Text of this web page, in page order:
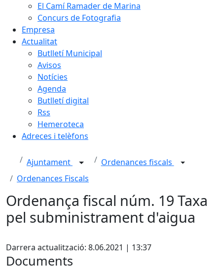
El Camí Ramader de Marina
Concurs de Fotografia
Empresa
Actualitat
Butlletí Municipal
Avisos
Notícies
Agenda
Butlletí digital
Rss
Hemeroteca
Adreces i telèfons
Ajuntament
Ordenances fiscals
Ordenances Fiscals
Ordenança fiscal núm. 19 Taxa
pel subministrament d'aigua
Darrera actualització: 8.06.2021 | 13:37
Documents